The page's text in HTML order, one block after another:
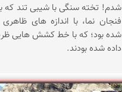
فنجان نما، با اندازه های
شده بود؛ که با خط کشش هایی
داده شده بودند.